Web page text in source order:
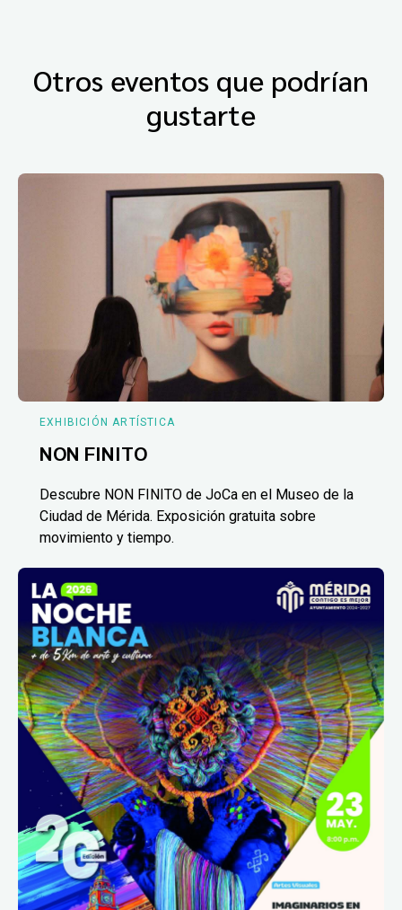
Otros eventos que podrían
gustarte
EXHIBICIÓN ARTÍSTICA
NON FINITO
Descubre NON FINITO de JoCa en el Museo de la
Ciudad de Mérida. Exposición gratuita sobre
movimiento y tiempo.